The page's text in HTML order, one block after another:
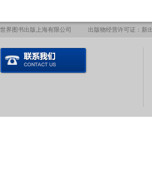
世界图书出版上海有限公司 出版物经营许可证：新